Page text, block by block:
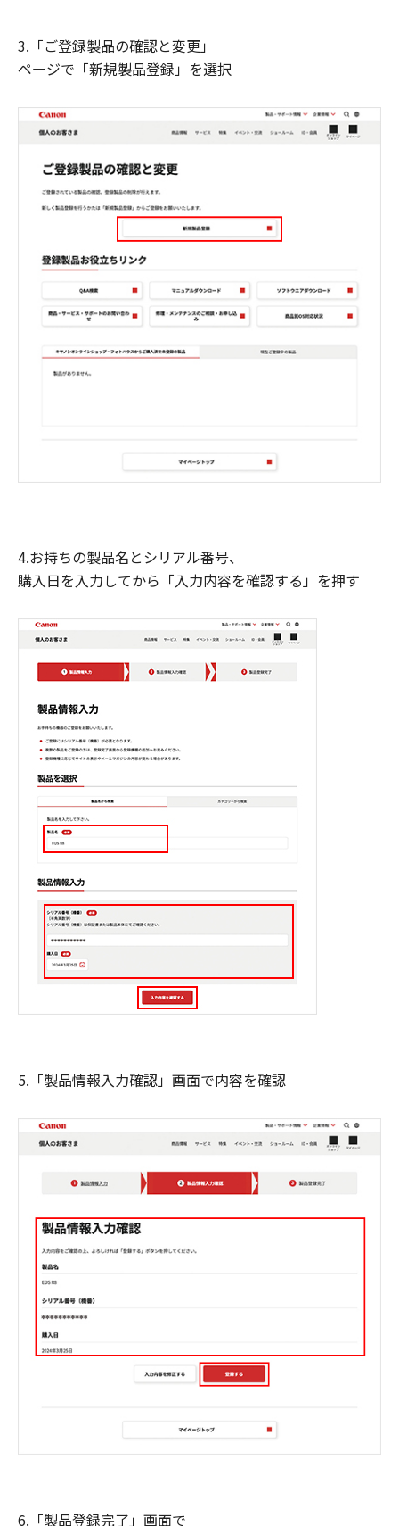
3.「ご登録製品の確認と変更」
ページで「新規製品登録」を選択
4.お持ちの製品名とシリアル番号、
購入日を入力してから「入力内容を確認する」を押す
5.「製品情報入力確認」画面で内容を確認
6.「製品登録完了」画面で